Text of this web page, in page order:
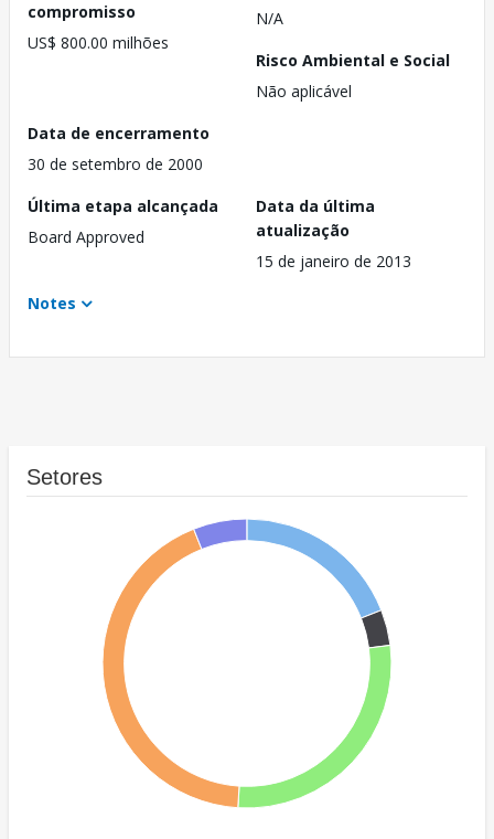
compromisso
US$ 800.00 milhões
N/A
Risco Ambiental e Social
Não aplicável
Data de encerramento
30 de setembro de 2000
Última etapa alcançada
Board Approved
Data da última
atualização
15 de janeiro de 2013
Notes
Setores